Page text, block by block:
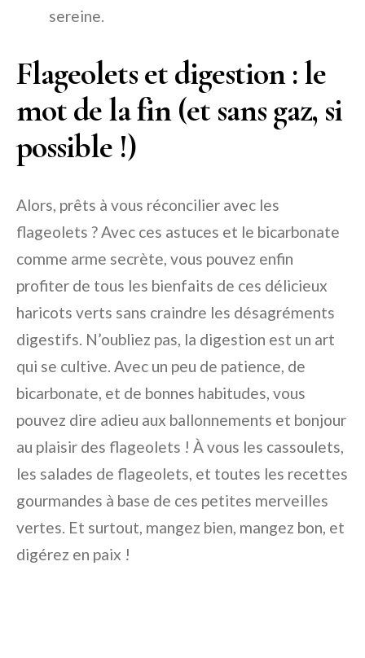
sereine.
Flageolets et digestion : le
mot de la fin (et sans gaz, si
possible !)
Alors, prêts à vous réconcilier avec les
flageolets ? Avec ces astuces et le bicarbonate
comme arme secrète, vous pouvez enfin
profiter de tous les bienfaits de ces délicieux
haricots verts sans craindre les désagréments
digestifs. N’oubliez pas, la digestion est un art
qui se cultive. Avec un peu de patience, de
bicarbonate, et de bonnes habitudes, vous
pouvez dire adieu aux ballonnements et bonjour
au plaisir des flageolets ! À vous les cassoulets,
les salades de flageolets, et toutes les recettes
gourmandes à base de ces petites merveilles
vertes. Et surtout, mangez bien, mangez bon, et
digérez en paix !